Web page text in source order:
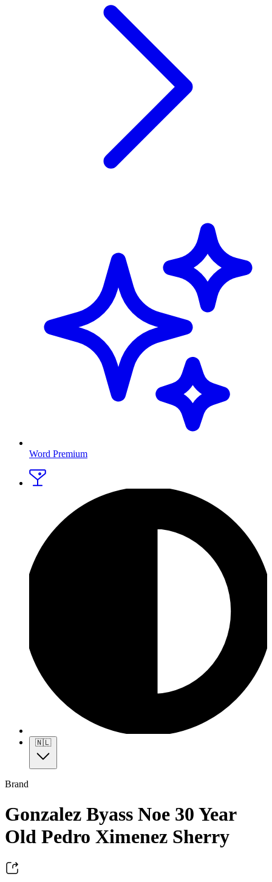
Word Premium
🇳🇱
Brand
Gonzalez Byass Noe 30 Year
Old Pedro Ximenez Sherry